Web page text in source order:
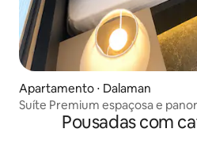
Apartamento ⋅ Dalaman
Suíte Premium espaçosa e
Pousadas com